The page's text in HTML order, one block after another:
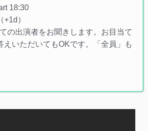
18:30
）
の出演者をお聞きします。お目当て
えいただいてもOKです。「全員」も